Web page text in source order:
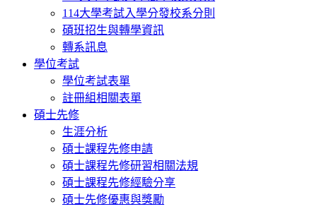
114大學考試入學分發校系分則
碩班招生與轉學資訊
轉系訊息
學位考試
學位考試表單
註冊組相關表單
碩士先修
生涯分析
碩士課程先修申請
碩士課程先修研習相關法規
碩士課程先修經驗分享
碩士先修優惠與獎勵